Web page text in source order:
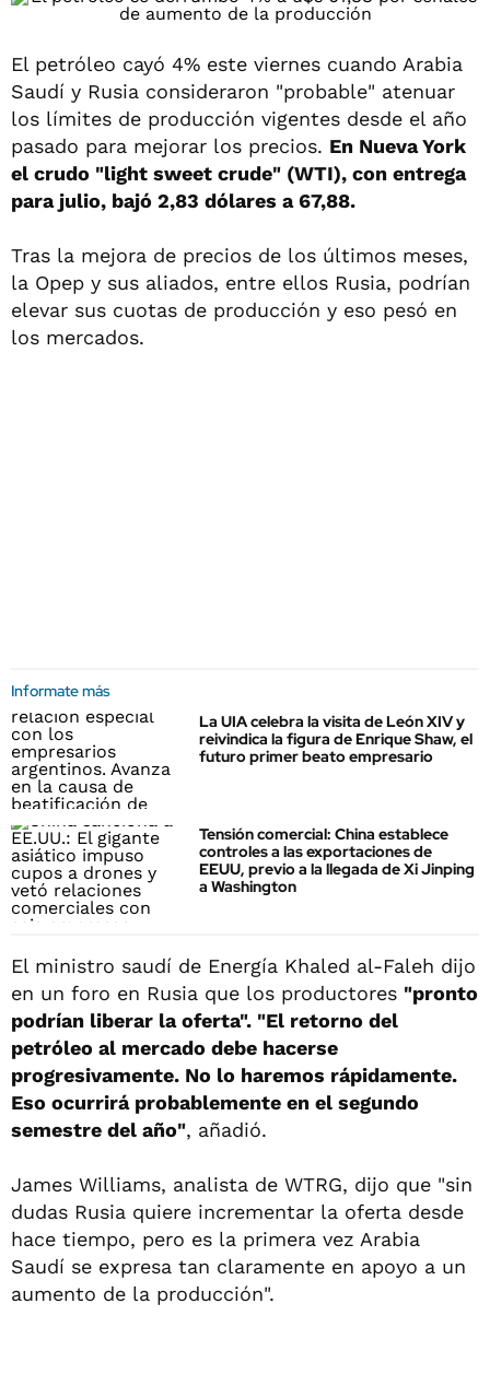
El petróleo cayó 4% este viernes cuando Arabia
Saudí y Rusia consideraron "probable" atenuar
los límites de producción vigentes desde el año
pasado para mejorar los precios. En Nueva York
el crudo "light sweet crude" (WTI), con entrega
para julio, bajó 2,83 dólares a 67,88.
Tras la mejora de precios de los últimos meses,
la Opep y sus aliados, entre ellos Rusia, podrían
elevar sus cuotas de producción y eso pesó en
los mercados.
Informate más
La UIA celebra la visita de León XIV y
reivindica la figura de Enrique Shaw, el
futuro primer beato empresario
Tensión comercial: China establece
controles a las exportaciones de
EEUU, previo a la llegada de Xi Jinping
a Washington
El ministro saudí de Energía Khaled al-Faleh dijo
en un foro en Rusia que los productores "pronto
podrían liberar la oferta". "El retorno del
petróleo al mercado debe hacerse
progresivamente. No lo haremos rápidamente.
Eso ocurrirá probablemente en el segundo
semestre del año", añadió.
James Williams, analista de WTRG, dijo que "sin
dudas Rusia quiere incrementar la oferta desde
hace tiempo, pero es la primera vez Arabia
Saudí se expresa tan claramente en apoyo a un
aumento de la producción".